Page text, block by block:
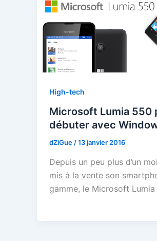
High-tech
Microsoft Lumia 550
débuter avec
dZiGue /13 janvier 2016
Depuis un peu plus d’un
mis à la vente son
gamme, le Microsoft